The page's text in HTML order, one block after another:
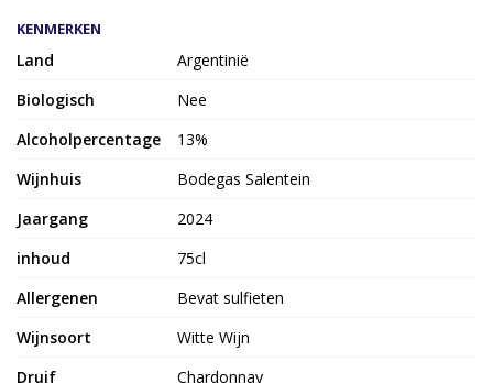
KENMERKEN
Land
Argentinië
Biologisch
Nee
Alcoholpercentage
13%
Wijnhuis
Bodegas Salentein
Jaargang
2024
inhoud
75cl
Allergenen
Bevat sulfieten
Wijnsoort
Witte Wijn
Druif
Chardonnay